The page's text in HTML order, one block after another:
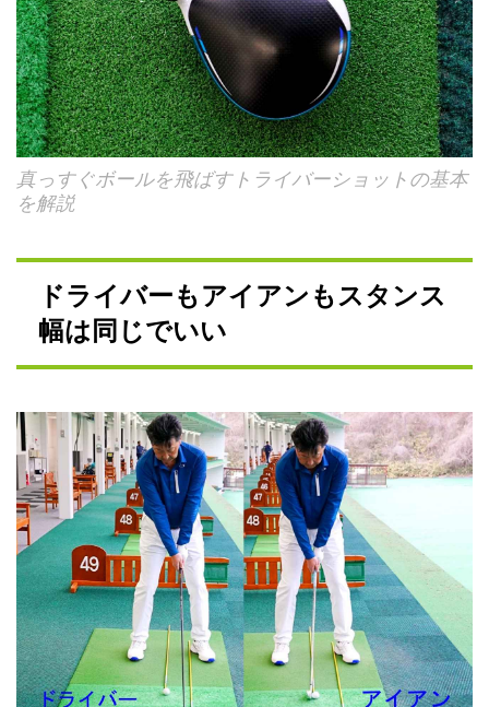
真っすぐボールを飛ばすトライバーショットの基本
を解説
ドライバーもアイアンもスタンス
幅は同じでいい